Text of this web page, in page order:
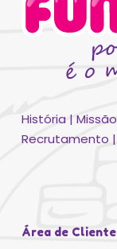
História| Missão
Recrutamento |
Área de Cliente